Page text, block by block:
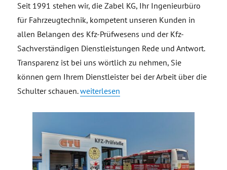
Seit 1991 stehen wir, die Zabel KG, Ihr Ingenieurbüro
für Fahrzeugtechnik, kompetent unseren Kunden in
allen Belangen des Kfz-Prüfwesens und der Kfz-
Sachverständigen Dienstleistungen Rede und Antwort.
Transparenz ist bei uns wörtlich zu nehmen, Sie
können gern Ihrem Dienstleister bei der Arbeit über die
Schulter schauen.„Zabel KG – Ingenieurbüro für
weiterlesen